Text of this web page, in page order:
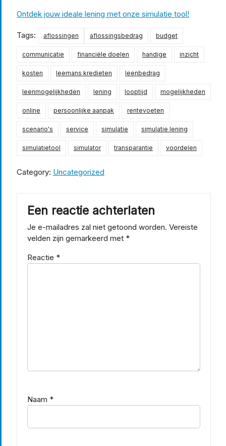
Ontdek jouw ideale lening met onze simulatie tool!
Tags: aflossingen aflossingsbedrag budget
communicatie financiële doelen handige inzicht
kosten leemans kredieten leenbedrag
leenmogelijkheden lening looptijd mogelijkheden
online persoonlijke aanpak rentevoeten
scenario's service simulatie simulatie lening
simulatietool simulator transparantie voordelen
Category: Uncategorized
Een reactie achterlaten
Je e-mailadres zal niet getoond worden. Vereiste
velden zijn gemarkeerd met *
Reactie *
Naam *